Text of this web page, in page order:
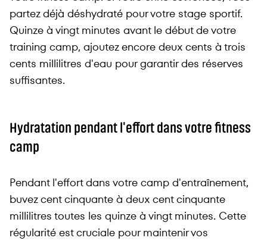
partez déjà déshydraté pour votre stage sportif.
Quinze à vingt minutes avant le début de votre
training camp, ajoutez encore deux cents à trois
cents millilitres d'eau pour garantir des réserves
suffisantes.
Hydratation pendant l'effort dans votre fitness
camp
Pendant l'effort dans votre camp d'entraînement,
buvez cent cinquante à deux cent cinquante
millilitres toutes les quinze à vingt minutes. Cette
régularité est cruciale pour maintenir vos